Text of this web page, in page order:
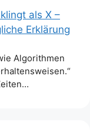
als X –
Erklärung
Algorithmen